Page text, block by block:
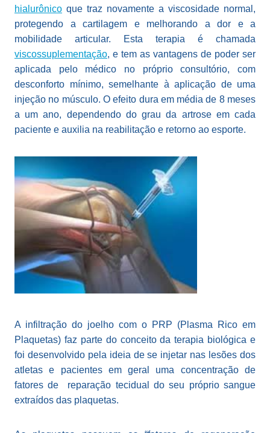
hialurônico que traz novamente a viscosidade normal,
protegendo a cartilagem e melhorando a dor e a
mobilidade articular. Esta terapia é chamada
viscossuplementação, e tem as vantagens de poder ser
aplicada pelo médico no próprio consultório, com
desconforto mínimo, semelhante à aplicação de uma
injeção no músculo. O efeito dura em média de 8 meses
a um ano, dependendo do grau da artrose em cada
paciente e auxilia na reabilitação e retorno ao esporte.
A infiltração do joelho com o PRP (Plasma Rico em
Plaquetas) faz parte do conceito da terapia biológica e
foi desenvolvido pela ideia de se injetar nas lesões dos
atletas e pacientes em geral uma concentração de
fatores de reparação tecidual do seu próprio sangue
extraídos das plaquetas.